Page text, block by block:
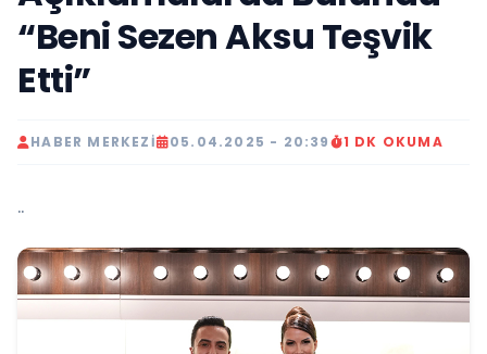
“Beni Sezen Aksu Teşvik
Etti”
HABER MERKEZI 05.04.2025 - 20:39 1 DK OKUMA
..